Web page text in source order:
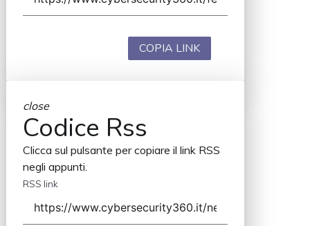
COPIA LINK
close
Codice Rss
Clicca sul pulsante per copiare il link RSS
negli appunti.
RSS link